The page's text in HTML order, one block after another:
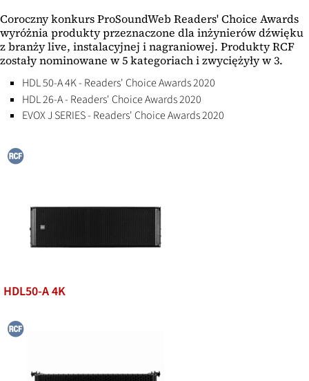
Coroczny konkurs ProSoundWeb Readers' Choice Awards
wyróżnia produkty przeznaczone dla inżynierów dźwięku
z branży live, instalacyjnej i nagraniowej. Produkty RCF
zostały nominowane w 5 kategoriach i zwyciężyły w 3.
HDL 50-A 4K - Readers' Choice Awards 2020
HDL 26-A - Readers' Choice Awards 2020
EVOX J SERIES - Readers' Choice Awards 2020
HDL50-A 4K